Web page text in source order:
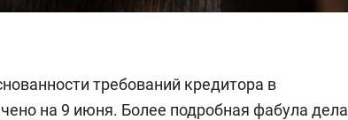
требований кредитора в
на 9 июня. Более подробная фабула дела